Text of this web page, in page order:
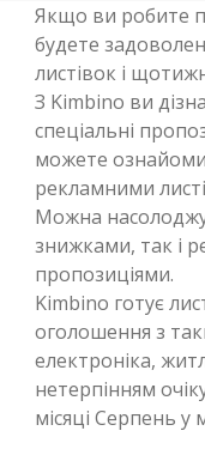
Якщо ви робите
будете
листівок і
З Kimbino ви
спеціальні
можете
рекламними
Можна
знижками, так і
пропозиціями.
Kimbino готує
оголошення з
електроніка,
нетерпінням
місяці Серпень у